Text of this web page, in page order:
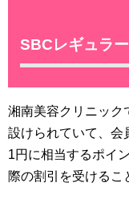
SBCレギュラ
湘南美容クリニック
設けられていて、会
1円に相当するポイ
際の割引を受けるこ